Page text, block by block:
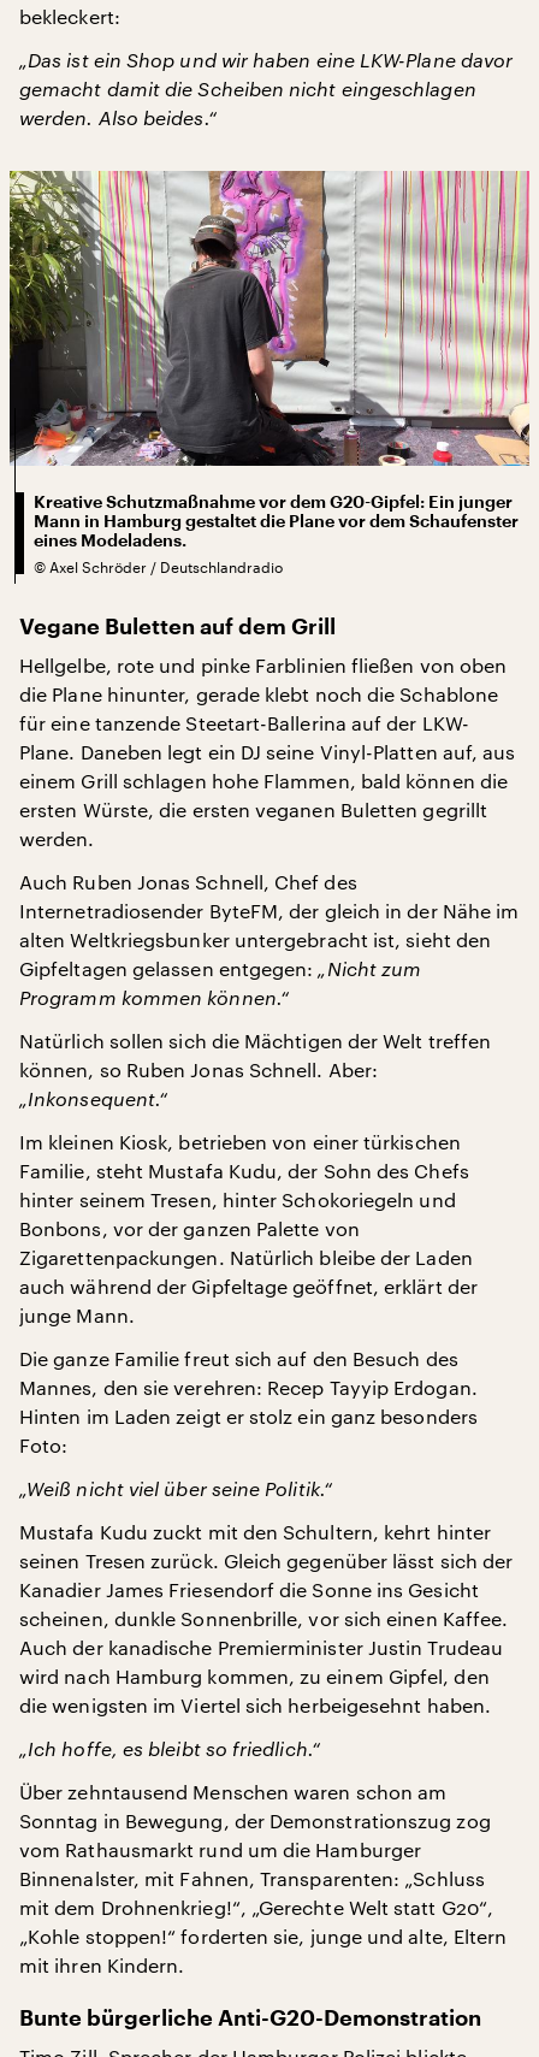
bekleckert:
„Das ist ein Shop und wir haben eine LKW-Plane davor
gemacht damit die Scheiben nicht eingeschlagen
werden. Also beides.“
Kreative Schutzmaßnahme vor dem G20-Gipfel: Ein junger
Mann in Hamburg gestaltet die Plane vor dem Schaufenster
eines Modeladens.
© Axel Schröder / Deutschlandradio
Vegane Buletten auf dem Grill
Hellgelbe, rote und pinke Farblinien fließen von oben
die Plane hinunter, gerade klebt noch die Schablone
für eine tanzende Steetart-Ballerina auf der LKW-
Plane. Daneben legt ein DJ seine Vinyl-Platten auf, aus
einem Grill schlagen hohe Flammen, bald können die
ersten Würste, die ersten veganen Buletten gegrillt
werden.
Auch Ruben Jonas Schnell, Chef des
Internetradiosender ByteFM, der gleich in der Nähe im
alten Weltkriegsbunker untergebracht ist, sieht den
Gipfeltagen gelassen entgegen:
„Nicht zum
Programm kommen können.“
Natürlich sollen sich die Mächtigen der Welt treffen
können, so Ruben Jonas Schnell. Aber:
„Inkonsequent.“
Im kleinen Kiosk, betrieben von einer türkischen
Familie, steht Mustafa Kudu, der Sohn des Chefs
hinter seinem Tresen, hinter Schokoriegeln und
Bonbons, vor der ganzen Palette von
Zigarettenpackungen. Natürlich bleibe der Laden
auch während der Gipfeltage geöffnet, erklärt der
junge Mann.
Die ganze Familie freut sich auf den Besuch des
Mannes, den sie verehren: Recep Tayyip Erdogan.
Hinten im Laden zeigt er stolz ein ganz besonders
Foto:
„Weiß nicht viel über seine Politik.“
Mustafa Kudu zuckt mit den Schultern, kehrt hinter
seinen Tresen zurück. Gleich gegenüber lässt sich der
Kanadier James Friesendorf die Sonne ins Gesicht
scheinen, dunkle Sonnenbrille, vor sich einen Kaffee.
Auch der kanadische Premierminister Justin Trudeau
wird nach Hamburg kommen, zu einem Gipfel, den
die wenigsten im Viertel sich herbeigesehnt haben.
„Ich hoffe, es bleibt so friedlich.“
Über zehntausend Menschen waren schon am
Sonntag in Bewegung, der Demonstrationszug zog
vom Rathausmarkt rund um die Hamburger
Binnenalster, mit Fahnen, Transparenten: „Schluss
mit dem Drohnenkrieg!“, „Gerechte Welt statt G20“,
„Kohle stoppen!“ forderten sie, junge und alte, Eltern
mit ihren Kindern.
Bunte bürgerliche Anti-G20-Demonstration